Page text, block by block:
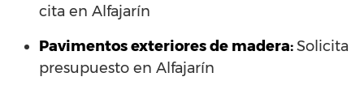
cita en Alfajarín
Pavimentos exteriores de madera:Solicita
presupuesto en Alfajarín